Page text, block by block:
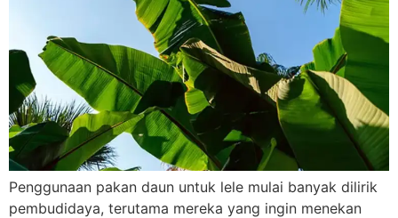
Penggunaan pakan daun untuk lele mulai banyak dilirik
pembudidaya, terutama mereka yang ingin menekan